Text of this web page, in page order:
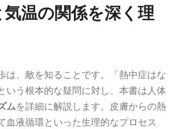
温の関係を深く理
は、敵を知ることです。「熱中症はな
いう根本的な疑問に対し、本書は人体
ムを詳細に解説します。皮膚からの熱
血液循環といった生理的なプロセス